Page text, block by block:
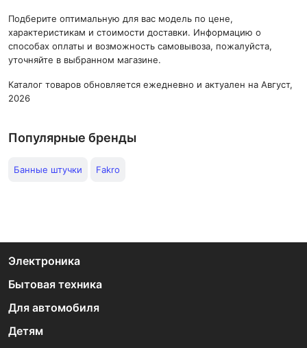
Подберите оптимальную для вас модель по цене,
характеристикам и стоимости доставки. Информацию о
способах оплаты и возможность самовывоза, пожалуйста,
уточняйте в выбранном магазине.
Каталог товаров обновляется ежедневно и актуален на Август,
2026
Популярные бренды
Банные штучки Fakro
Электроника
Бытовая техника
Для автомобиля
Детям